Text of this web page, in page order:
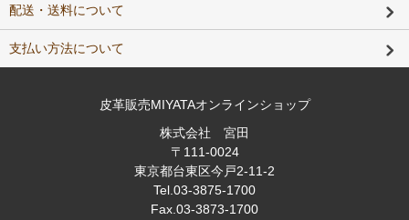
配送・送料について
支払い方法について
皮革販売MIYATAオンラインショップ
株式会社 宮田
〒111-0024
東京都台東区今戸2-11-2
Tel .03-3875-1700
Fax .03-3873-1700